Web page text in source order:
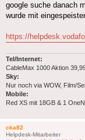
google suche danach
wurde mit
https://
Tel/Internet:
CableMax 1000 Aktion
Sky:
Nur noch via WOW, Film/
Mobile:
Red XS mit 18GB & 1
cka82
Helpdesk-Mitarbeiter